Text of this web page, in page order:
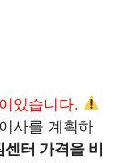
있습니다.
사를 계획하
터 가격을 비